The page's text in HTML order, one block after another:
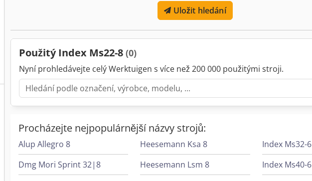
Uložit hledání
Použitý Index Ms22-8 (0)
Nyní prohledávejte celý Werktuigen s více než 200 000 použitými stroji.
Procházejte nejpopulárnější názvy strojů:
Alup Allegro 8
Dmg Mori Sprint 32|8
Heesemann Ksa 8
Heesemann Lsm 8
Index Ms32-6
Index Ms40-6